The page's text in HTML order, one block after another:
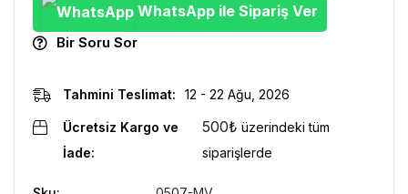
WhatsApp ile Sipariş Ver
Bir Soru Sor
Tahmini Teslimat: 12 - 22 Ağu, 2026
Ücretsiz Kargo ve
İade:
500₺ üzerindeki tüm
siparişlerde